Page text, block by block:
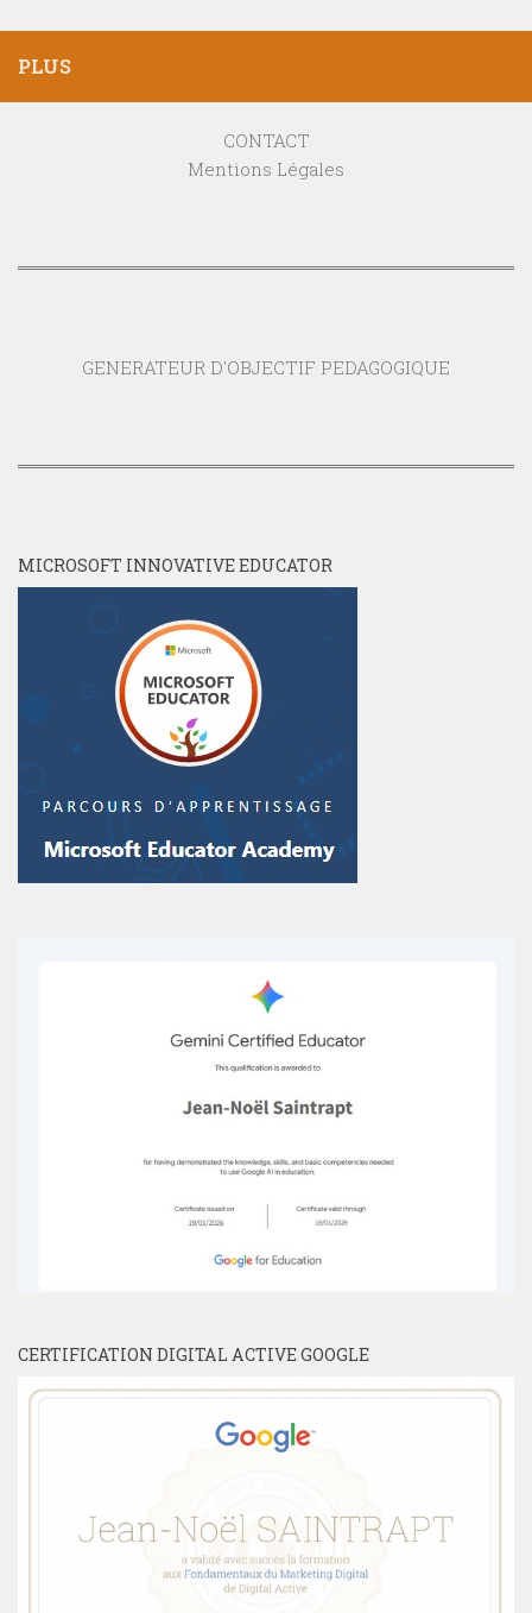
PLUS
CONTACT
Mentions Légales
GENERATEUR D'OBJECTIF PEDAGOGIQUE
MICROSOFT INNOVATIVE EDUCATOR
CERTIFICATION DIGITAL ACTIVE GOOGLE